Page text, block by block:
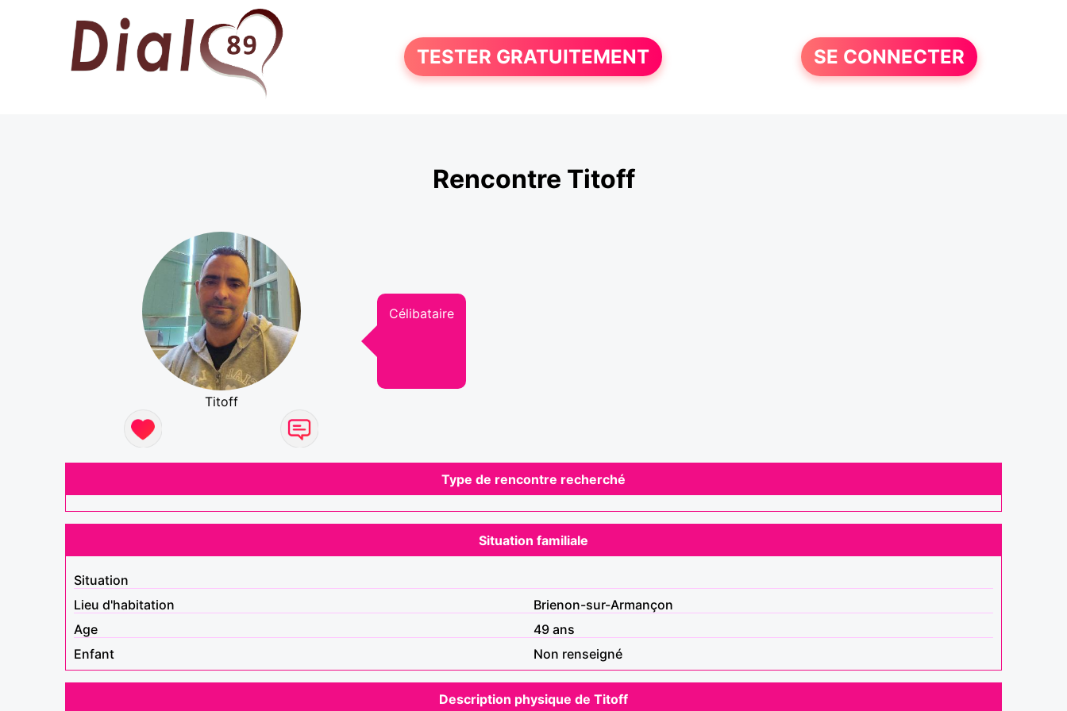
TESTER GRATUITEMENT SE CONNECTER
Rencontre Titoff
Titoff
Célibataire
Type de rencontre recherché
Situation familiale
Situation
Lieu d'habitation
Brienon-sur-Armançon
Age
49 ans
Enfant
Non renseigné
Description physique de Titoff